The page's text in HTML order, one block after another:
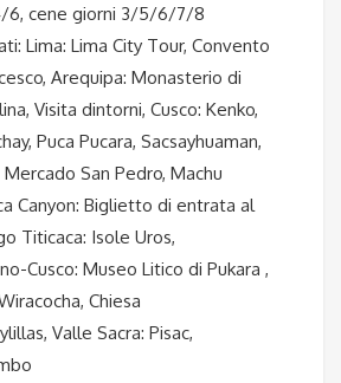
6, cene giorni 3/5/6/7/8
Lima: Lima City Tour, Convento
Arequipa: Monasterio di
Visita dintorni, Cusco: Kenko,
Puca Pucara, Sacsayhuaman,
Mercado San Pedro, Machu
Canyon: Biglietto di entrata al
Titicaca: Isole Uros,
Cusco: Museo Litico di Pukara ,
Chiesa
Valle Sacra: Pisac,